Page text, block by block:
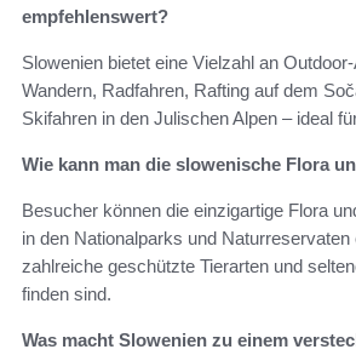
empfehlenswert?
Slowenien bietet eine Vielzahl an
Wandern, Radfahren, Rafting auf dem
Skifahren in den Julischen Alpen – ideal
Wie kann man die slowenische Flora
Besucher können die einzigartige Flora
in den Nationalparks und
zahlreiche geschützte Tierarten und
finden sind.
Was macht Slowenien zu einem